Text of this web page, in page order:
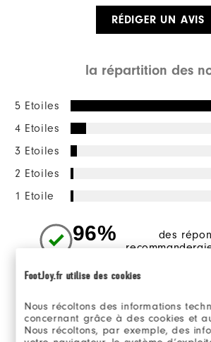
FootJoy.fr utilise des cookies
Nous récoltons des informations
concernant grâce à des cookies et
Nous récoltons, par exemple, des
RÉDIGER UN AVIS
la répartition des
5 Etoiles
4 Etoiles
3 Etoiles
2 Etoiles
1 Etoile
96%
des
Overall Size